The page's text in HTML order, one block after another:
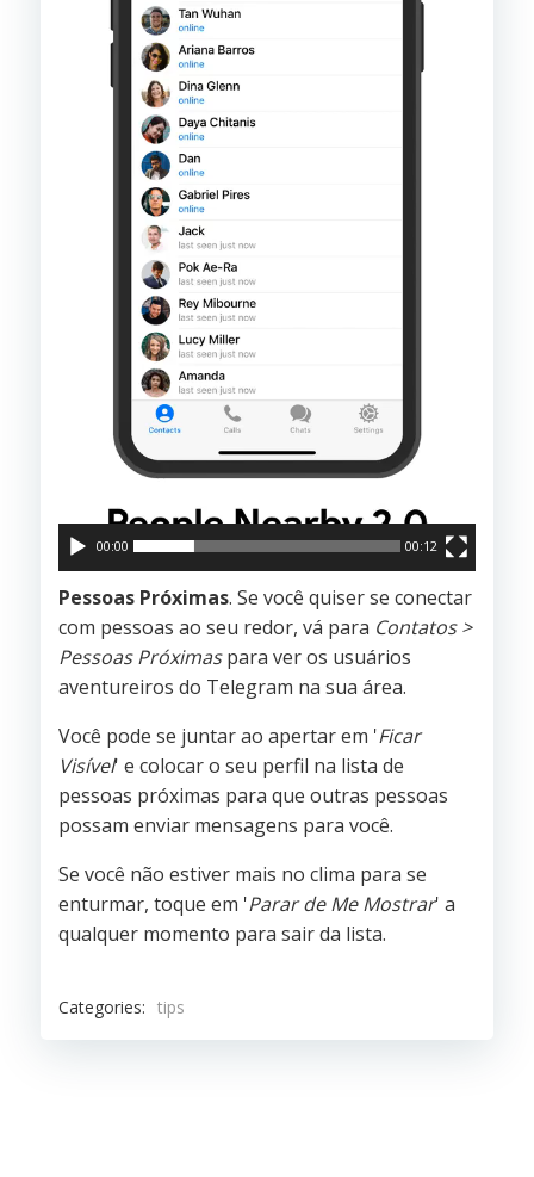
00:00 00:12
Pessoas Próximas. Se você quiser se conectar
com pessoas ao seu redor, vá para Contatos >
Pessoas Próximaspara ver os usuários
aventureiros do Telegram na sua área.
Você pode se juntar ao apertar em 'Ficar
Visível' e colocar o seu perfil na lista de
pessoas próximas para que outras pessoas
possam enviar mensagens para você.
Se você não estiver mais no clima para se
enturmar, toque em 'Parar de Me Mostrar' a
qualquer momento para sair da lista.
Categories: tips